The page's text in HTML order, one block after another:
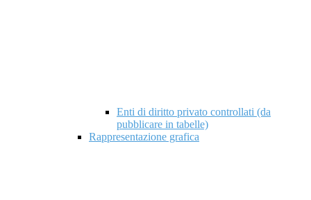
Enti di diritto privato controllati (da
pubblicare in tabelle)
Rappresentazione grafica